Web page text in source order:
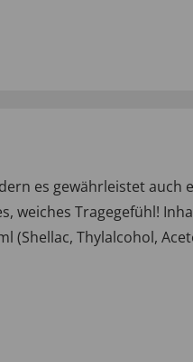
es gewährleistet auch
Tragegefühl!
Thylalcohol,